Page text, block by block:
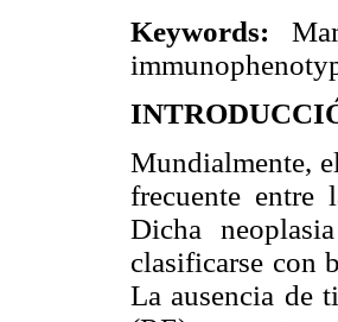
Keywords:
Mundialmente,
frecuente entre
Dicha
clasificarse con
La ausencia de